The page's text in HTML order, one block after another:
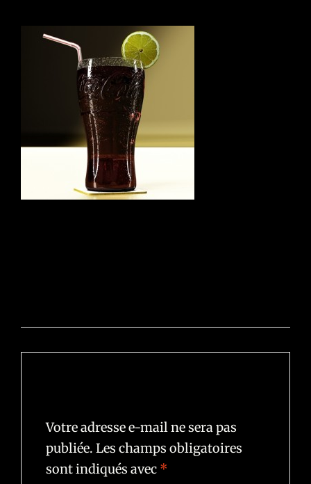
Navigation
l’article
Votre adresse e-mail ne sera pas
publiée. Les champs obligatoires
sont indiqués avec *